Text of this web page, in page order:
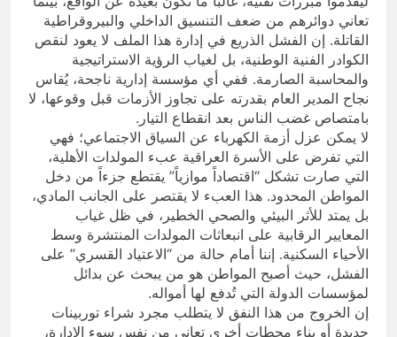
تعاني دوائرهم من ضعف التنسيق الداخلي والبيروقراطية
القاتلة. إن الفشل الذريع في إدارة هذا الملف لا يعود لنقص
الكوادر الفنية الوطنية، بل لغياب الرؤية الاستراتيجية
والمحاسبة الصارمة. ففي أي مؤسسة إدارية ناجحة، يُقاس
نجاح المدير العام بقدرته على تجاوز الأزمات قبل وقوعها، لا
بامتصاص غضب الناس بعد انقطاع التيار.
​لا يمكن عزل أزمة الكهرباء عن السياق الاجتماعي؛ فهي
التي تفرض على الأسرة العراقية عبء المولدات الأهلية،
التي صارت تشكل “اقتصاداً موازياً” يقتطع جزءاً من دخل
المواطن المحدود. هذا العبء لا يقتصر على الجانب المادي،
بل يمتد للأثر البيئي والصحي الخطير، في ظل غياب
المعايير الرقابية على انبعاثات المولدات المنتشرة وسط
الأحياء السكنية. إننا أمام حالة من “الاعتياد القسري” على
الفشل، حيث أصبح المواطن هو من يبحث عن بدائل
لمؤسسات الدولة التي تُدفع لها أمواله.
​إن الخروج من هذا النفق لا يتطلب مجرد شراء توربينات
جديدة أو بناء محطات أخرى تعاني من نفس سوء الإدارة،